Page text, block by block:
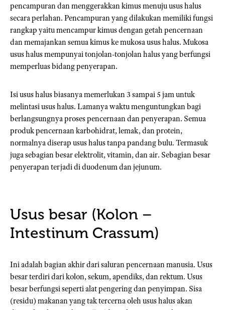
pencampuran dan menggerakkan kimus menuju usus halus
secara perlahan. Pencampuran yang dilakukan memiliki fungsi
rangkap yaitu mencampur kimus dengan getah pencernaan
dan memajankan semua kimus ke mukosa usus halus. Mukosa
usus halus mempunyai tonjolan-tonjolan halus yang berfungsi
memperluas bidang penyerapan.
Isi usus halus biasanya memerlukan 3 sampai 5 jam untuk
melintasi usus halus. Lamanya waktu menguntungkan bagi
berlangsungnya proses pencernaan dan penyerapan. Semua
produk pencernaan karbohidrat, lemak, dan protein,
normalnya diserap usus halus tanpa pandang bulu. Termasuk
juga sebagian besar elektrolit, vitamin, dan air. Sebagian besar
penyerapan terjadi di duodenum dan jejunum.
Usus besar (Kolon –
Intestinum Crassum)
Ini adalah bagian akhir dari saluran pencernaan manusia. Usus
besar terdiri dari kolon, sekum, apendiks, dan rektum. Usus
besar berfungsi seperti alat pengering dan penyimpan. Sisa
(residu) makanan yang tak tercerna oleh usus halus akan